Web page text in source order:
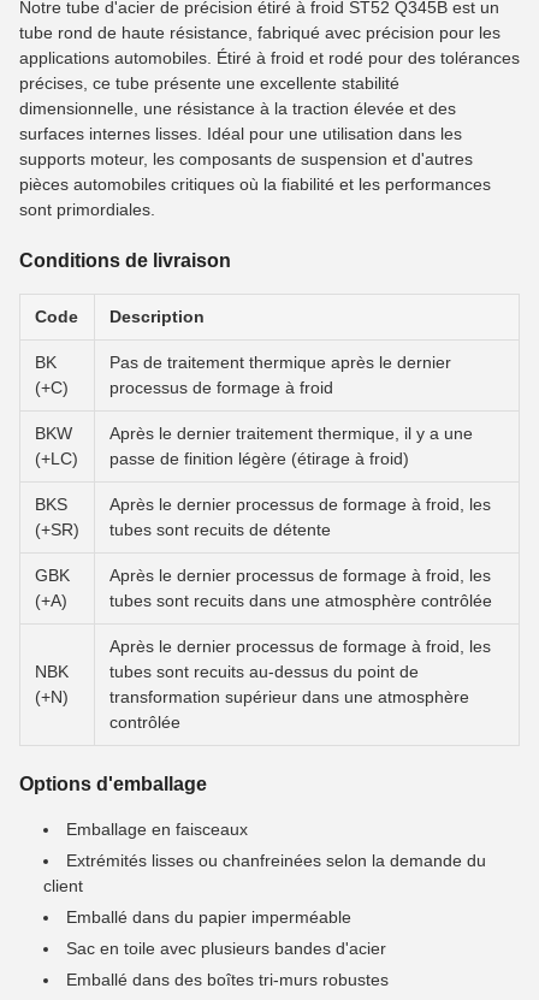
Notre tube d'acier de précision étiré à froid ST52 Q345B est un
tube rond de haute résistance, fabriqué avec précision pour les
applications automobiles. Étiré à froid et rodé pour des tolérances
précises, ce tube présente une excellente stabilité
dimensionnelle, une résistance à la traction élevée et des
surfaces internes lisses. Idéal pour une utilisation dans les
supports moteur, les composants de suspension et d'autres
pièces automobiles critiques où la fiabilité et les performances
sont primordiales.
Conditions de livraison
Code Description
BK
(+C)
Pas de traitement thermique après le dernier
processus de formage à froid
BKW
(+LC)
Après le dernier traitement thermique, il y a une
passe de finition légère (étirage à froid)
BKS
(+SR)
Après le dernier processus de formage à froid, les
tubes sont recuits de détente
GBK
(+A)
Après le dernier processus de formage à froid, les
tubes sont recuits dans une atmosphère contrôlée
NBK
(+N)
Après le dernier processus de formage à froid, les
tubes sont recuits au-dessus du point de
transformation supérieur dans une atmosphère
contrôlée
Options d'emballage
Emballage en faisceaux
Extrémités lisses ou chanfreinées selon la demande du
client
Emballé dans du papier imperméable
Sac en toile avec plusieurs bandes d'acier
Emballé dans des boîtes tri-murs robustes